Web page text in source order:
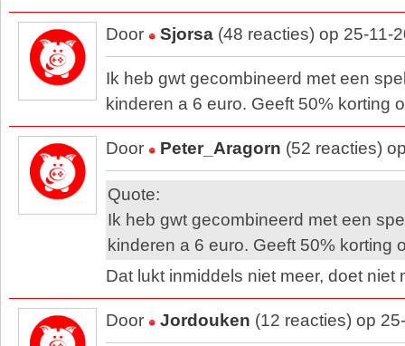
Door Sjorsa (48 reacties) op 25-11-
Ik heb gwt gecombineerd met een
kinderen a 6 euro. Geeft 50% korting
Door Peter_Aragorn (52 reacties)
Quote:
Ik heb gwt gecombineerd met een
kinderen a 6 euro. Geeft 50% korting
Dat lukt inmiddels niet meer, doet niet
Door Jordouken (12 reacties) op